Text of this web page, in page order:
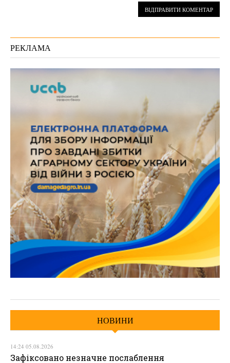
РЕКЛАМА
НОВИНИ
14:24 05.08.2026
Зафіксовано незначне послаблення